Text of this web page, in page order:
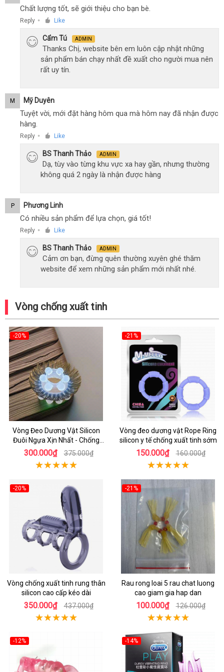
Chất lượng tốt, sẽ giới thiệu cho bạn bè.
Reply ● Like
Cẩm Tú ADMIN
Thanks Chị, website bên em luôn cập nhật những
sản phẩm bán chạy nhất đề xuất cho người mua nên
rất uy tín.
M Mỹ Duyên
Tuyệt vời, mới đặt hàng hôm qua mà hôm nay đã nhận được
hàng.
Reply ● Like
BS Thanh Thảo ADMIN
Dạ, tùy vào từng khu vực xa hay gần, nhưng thường
không quá 2 ngày là nhận được hàng
P Phương Linh
Có nhiều sản phẩm để lựa chọn, giá tốt!
Reply ● Like
BS Thanh Thảo ADMIN
Cảm ơn bạn, đừng quên thường xuyên ghé thăm
website để xem những sản phẩm mới nhất nhé.
Vòng chống xuất tinh
-20%
Vòng Đeo Dương Vật Silicon
Đuôi Ngựa Xịn Nhất - Chống
Xuất Tinh Sớm
300.000₫ 375.000₫
-21%
Vòng đeo dương vật Rope Ring
silicon y tế chống xuất tinh sớm
150.000₫ 160.000₫
-20%
Vòng chống xuất tinh rung thân
silicon cao cấp kéo dài
350.000₫ 437.000₫
-21%
Rau rong loai 5 rau chat luong
cao giam gia hap dan
100.000₫ 126.000₫
-12% -14%